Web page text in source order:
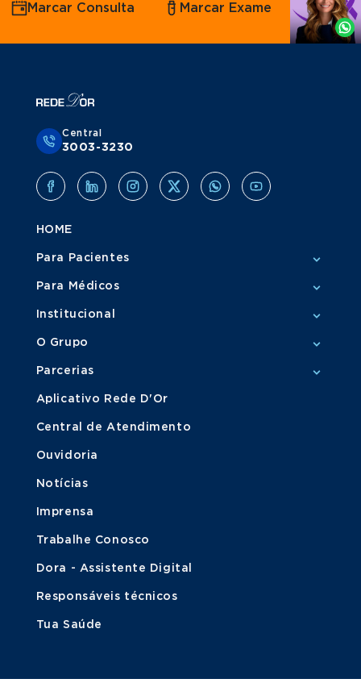
por
Whatsapp
Marcar Consulta Marcar Exame
Central
3003-3230
HOME
Para Pacientes
Para Médicos
Institucional
O Grupo
Parcerias
Aplicativo Rede D'Or
Central de Atendimento
Ouvidoria
Notícias
Imprensa
Trabalhe Conosco
Dora - Assistente Digital
Responsáveis técnicos
Tua Saúde